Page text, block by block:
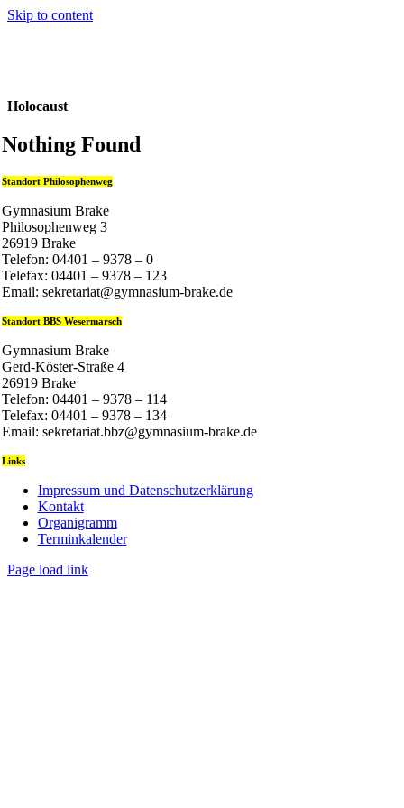
Skip to content
Holocaust
Nothing Found
Standort Philosophenweg
Gymnasium Brake
Philosophenweg 3
26919 Brake
Telefon: 04401 – 9378 – 0
Telefax: 04401 – 9378 – 123
Email: sekretariat@gymnasium-brake.de
Standort BBS Wesermarsch
Gymnasium Brake
Gerd-Köster-Straße 4
26919 Brake
Telefon: 04401 – 9378 – 114
Telefax: 04401 – 9378 – 134
Email: sekretariat.bbz@gymnasium-brake.de
Links
Impressum und Datenschutzerklärung
Kontakt
Organigramm
Terminkalender
Page load link